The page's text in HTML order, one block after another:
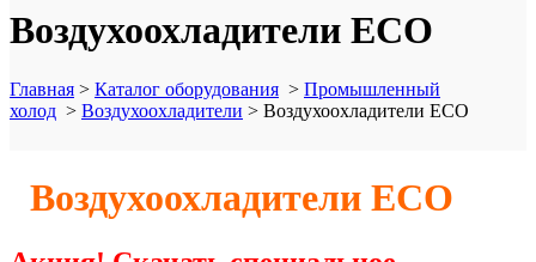
Воздухоохладители ECO
Главная > Каталог оборудования > Промышленный
холод > Воздухоохладители > Воздухоохладители ECO
Воздухоохладители ECO